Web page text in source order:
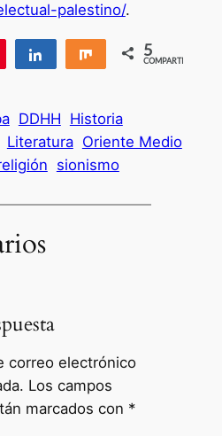
palestino/.
Compartir Compartir
5
COMPARTIR
DDHH Historia
Literatura Oriente Medio
sionismo
correo electrónico
Los campos
marcados con *